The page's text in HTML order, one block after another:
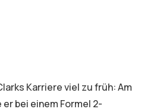
Karriere viel zu früh: Am
bei einem Formel 2-